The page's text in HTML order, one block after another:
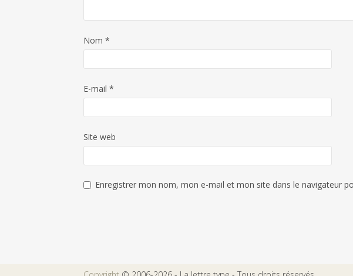
Nom *
E-mail *
Site web
Enregistrer mon nom, mon e-mail et mon site dans le navigateur